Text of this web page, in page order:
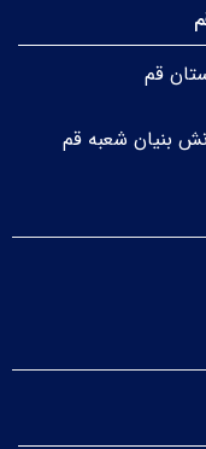
قم
بنیان شعبه قم